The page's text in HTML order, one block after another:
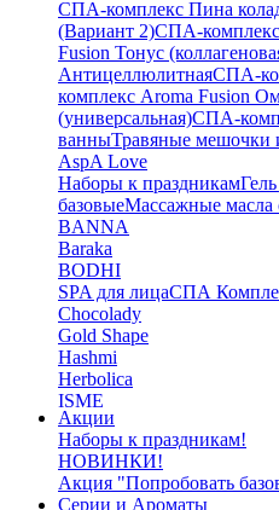
СПА-комплекс Пина
(Вариант 2)СПА-
Fusion Тонус
АнтицеллюлитнаяСПА-
комплекс Aroma Fusion
(универсальная)СПА-
ванныТравяные мешочки
AspA Love
Наборы к праздникам
базовыеМассажные масла
BANNA
Baraka
BODHI
SPA для лицаСПА
Chocolady
Gold Shape
Hashmi
Herbolica
ISME
Jinda
Juman
Katha
Kelebek
Акции
Наборы к праздникам!
НОВИНКИ!
Акция "Попробовать
Серии и Ароматы